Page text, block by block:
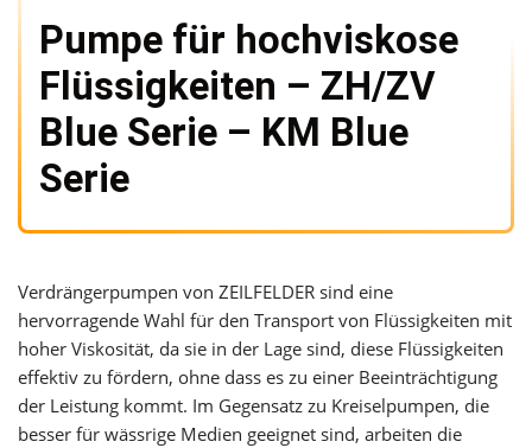
Pumpe für hochviskose
Flüssigkeiten – ZH/ZV
Blue Serie – KM Blue
Serie
Verdrängerpumpen von ZEILFELDER sind eine
hervorragende Wahl für den Transport von Flüssigkeiten mit
hoher Viskosität, da sie in der Lage sind, diese Flüssigkeiten
effektiv zu fördern, ohne dass es zu einer Beeinträchtigung
der Leistung kommt. Im Gegensatz zu Kreiselpumpen, die
besser für wässrige Medien geeignet sind, arbeiten die